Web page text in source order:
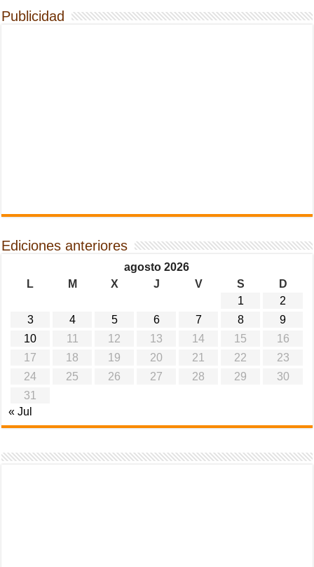
Publicidad
Ediciones anteriores
agosto 2026
L
M X J V S
D
1
2
3
4 5 6 7 8
9
10
11 12 13 14 15
16
17
18 19 20 21 22
23
24
25 26 27 28 29
30
31
« Jul